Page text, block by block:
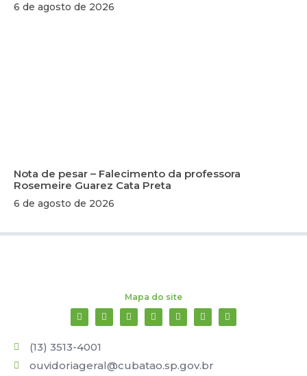
6 de agosto de 2026
Nota de pesar – Falecimento da professora
Rosemeire Guarez Cata Preta
6 de agosto de 2026
Mapa do site
(13) 3513-4001
ouvidoriageral@cubatao.sp.gov.br